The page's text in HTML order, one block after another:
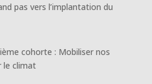
pas vers l’implantation du
cohorte : Mobiliser nos
le climat